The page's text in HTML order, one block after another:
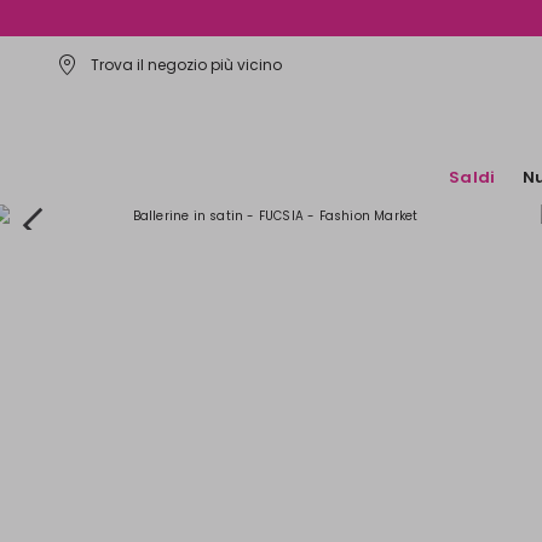
Trova il negozio più vicino
Saldi